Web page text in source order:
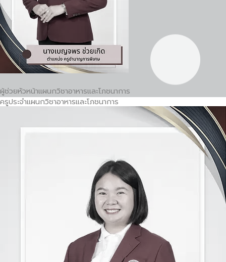
ผู้ช่วยหัวหน้าแผนกวิชาอาหารและโภชนาการ
ครูประจำแผนกวิชาอาหารและโภชนาการ